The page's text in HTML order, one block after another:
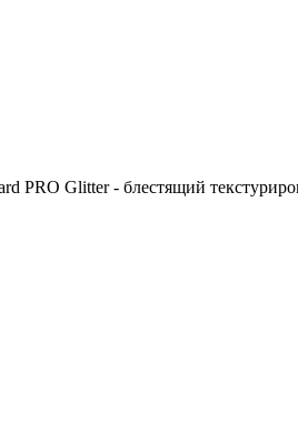
PRO Glitter - блестящий